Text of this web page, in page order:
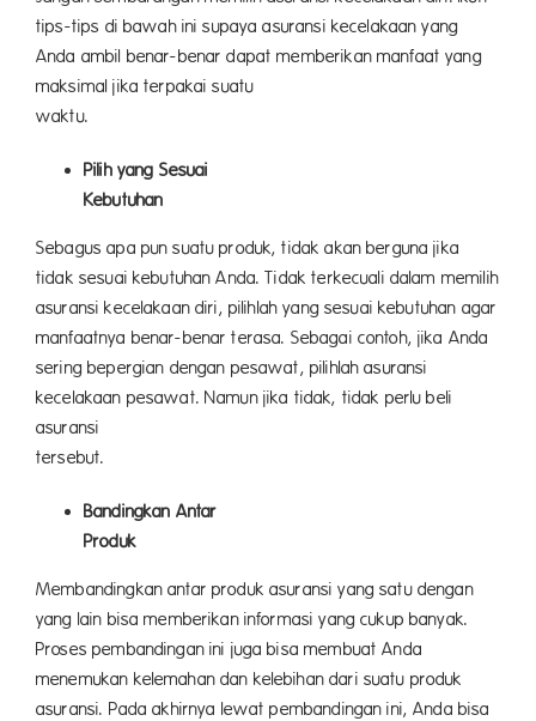
tips-tips di bawah ini supaya asuransi kecelakaan yang
Anda ambil benar-benar dapat memberikan manfaat yang
maksimal jika terpakai suatu
Pilih yang Sesuai
Sebagus apa pun suatu produk, tidak akan berguna jika
tidak sesuai kebutuhan Anda. Tidak terkecuali dalam memilih
asuransi kecelakaan diri, pilihlah yang sesuai kebutuhan agar
manfaatnya benar-benar terasa. Sebagai contoh, jika Anda
sering bepergian dengan pesawat, pilihlah asuransi
kecelakaan pesawat. Namun jika tidak, tidak perlu beli
asuransi
Bandingkan Antar
Membandingkan antar produk asuransi yang satu dengan
yang lain bisa memberikan informasi yang cukup banyak.
Proses pembandingan ini juga bisa membuat Anda
menemukan kelemahan dan kelebihan dari suatu produk
asuransi. Pada akhirnya lewat pembandingan ini, Anda bisa